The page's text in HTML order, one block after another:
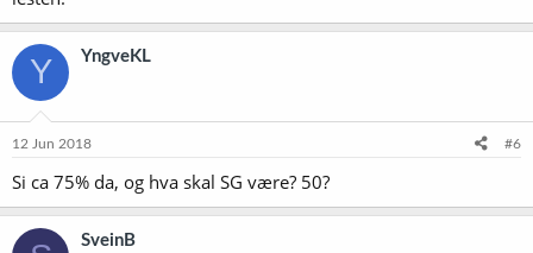
Y YngveKL
12 Jun 2018 #6
Si ca 75% da, og hva skal SG være? 50?
SveinB